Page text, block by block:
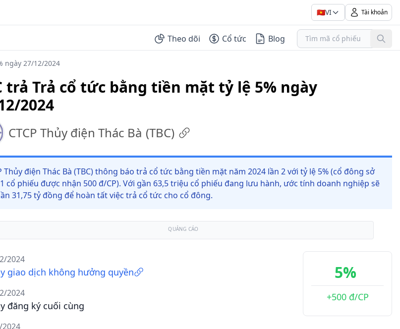
🇻🇳VI Tài khoản
Theo dõi Cổ tức Blog
ngày 27/12/2024
trả Trả cổ tức bằng tiền mặt tỷ lệ 5% ngày
2024
CTCP Thủy điện Thác Bà (TBC)
Thủy điện Thác Bà (TBC) thông báo trả cổ tức bằng tiền mặt năm 2024 lần 2 với tỷ lệ 5% (cổ đông sở
cổ phiếu được nhận 500 đ/CP). Với gần 63,5 triệu cổ phiếu đang lưu hành, ước tính doanh nghiệp sẽ
31,75 tỷ đồng để hoàn tất việc trả cổ tức cho cổ đông.
QUẢNG CÁO
2024
giao dịch không hưởng quyền
2024
đăng ký cuối cùng
5%
+500 đ/CP